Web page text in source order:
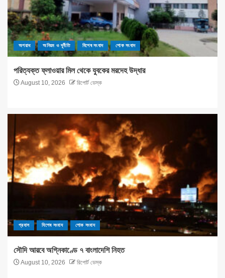
অপরাধ অনিয়ম ও দূর্নীতি বিশেষ সংবাদ শোক সংবাদ
পরিত্যক্ত ফ্লাওয়ার মিল থেকে যুবকের মরদেহ উদ্ধার
August 10, 2026 রিপোর্ট ডেস্ক
প্রবাস বিশেষ সংবাদ শোক সংবাদ
সৌদি আরবে অগ্নিকাণ্ডে ৭ বাংলাদেশি নিহত
August 10, 2026 রিপোর্ট ডেস্ক